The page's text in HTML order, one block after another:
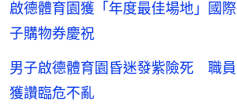
啟德體育園獲「年度最佳場地」國
子購物券慶祝
男子啟德體育園昏迷發紫險死 職
獲讚臨危不亂